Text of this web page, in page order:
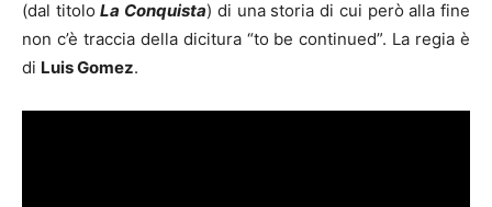
(dal titoloLa Conquista) di una storia di cui però alla fine
non c’è traccia della dicitura “to be continued”. La regia è
di Luis Gomez.